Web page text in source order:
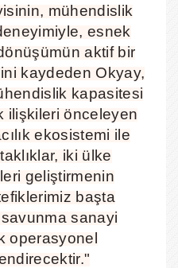
mühendislik
esnek
aktif bir
kaydeden Okyay,
kapasitesi
ilişkileri önceleyen
ekosistemi ile
iki ülke
geliştirmenin
başta
sanayi
operasyonel